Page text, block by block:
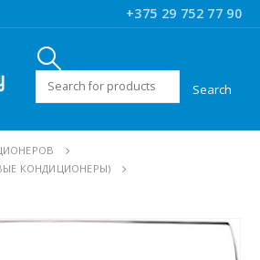
+375 29 752 77 90
Искать:
КОНДИЦИОНЕРЫ)